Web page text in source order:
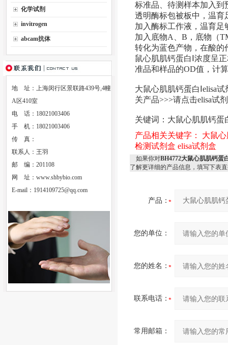
化学试剂
invitrogen
abcam抗体
地 址：上海闵行区景联路439号,4幢
A区410室
电 话：18021003406
手 机：18021003406
传 真：
联系人：王羽
邮 编：201108
网 址： www.shbybio.com
E-mail： 1914109725@qq.com
标准品、待测样本加入到
透明酶标包被板中，温育
加入酶标工作液，温育
加入底物A、B，底物（
转化为蓝色产物，在酸的
鼠心肌肌钙蛋白Ⅰ浓度呈
准品和样品的OD值，计
大鼠心肌肌钙蛋白Ⅰelisa
关产品>>>请点击elisa试
关键词：大鼠心肌肌钙蛋
产品相关关键字： 大鼠心
检测试剂盒 elisa试剂盒
如果你对BH4772大鼠心肌肌钙蛋
了解更详细的产品信息，填写下表
产品：
您的单位：
您的姓名：
联系电话：
常用邮箱：